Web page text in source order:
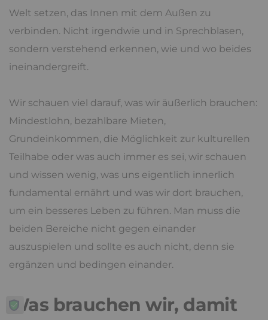
Welt setzen, das Innen mit dem Außen zu
verbinden. Nicht irgendwie und in Sprechblasen,
sondern verstehend erkennen, wie und wo beides
ineinandergreift.
Wir schauen viel darauf, was wir äußerlich brauchen:
Mindestlohn, bezahlbare Mieten,
Grundeinkommen, die Möglichkeit zur kulturellen
Teilhabe oder was auch immer es sei, wir schauen
und wissen wenig, was uns eigentlich innerlich
fundamental ernährt und was wir dort brauchen,
um ein besseres Leben zu führen. Man muss die
beiden Bereiche nicht gegen einander
auszuspielen und sollte es auch nicht, denn sie
ergänzen und bedingen einander.
Was brauchen wir, damit